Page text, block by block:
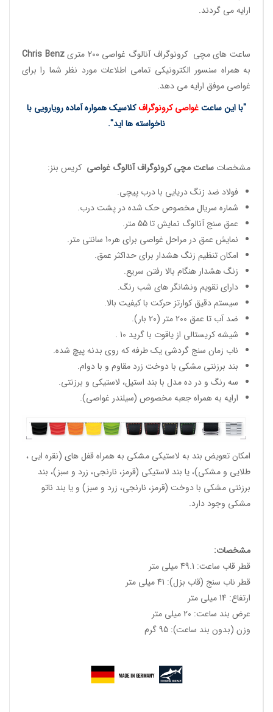
ارایه می گردند.
ساعت های مچی کرونوگراف آنالوگ غواصی 200 متری
Chris Benz
به همراه سنسور الکترونیکی تمامی اطلاعات مورد نظر شما را برای
غواصی موفق ارایه می دهد.
"با این ساعتغواصی کرونوگرافکلاسیک همواره آماده رویارویی با
ناخواسته ها اید".
مشخصات ساعت مچی کرونوگراف آنالوگ غواصی کریس بنز:
فولاد ضد زنگ دریایی با درب پیچی.
شماره سریال مخصوص حک شده در پشت درب.
عمق سنج آنالوگ نمایش تا 55 متر.
نمایش عمق در مراحل غواصی برای هر10 سانتی متر.
امکان تنظیم زنگ هشدار برای حداکثر عمق.
زنگ هشدار هنگام بالا رفتن سریع.
دارای تقویم ونشانگر های شب رنگ.
سیستم دقیق کوارتز حرکت با کیفیت بالا.
ضد آب تا عمق 200 متر (20 بار).
شیشه کریستالی از یاقوت با گرید 10 .
ناب زمان سنج گردشی یک طرفه که روی بدنه پیچ شده.
بند برزنتی مشکی با دوخت زرد مقاوم و با دوام.
سه رنگ و در ده مدل با بند استیل، لاستیکی و برزنتی.
ارایه به همراه جعبه مخصوص (سیلندر غواصی).
امکان تعویض بند به لاستیکی مشکی به همراه قفل های (نقره ایی ،
طلایی و مشکی)، یا بند لاستیکی (قرمز، نارنجی، زرد و سبز)، بند
برزنتی مشکی با دوخت (قرمز، نارنجی، زرد و سبز) و یا بند ناتو
مشکی وجود دارد.
مشخصات:
قطر قاب ساعت: 49.1 میلی متر
قطر ناب سنج (قاب بزل): 41 میلی متر
ارتفاع: 14 میلی متر
عرض بند ساعت: 20 میلی متر
وزن (بدون بند ساعت): 95 گرم